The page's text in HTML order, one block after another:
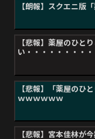
【朗報】スクエニ版
【悲報】薬屋のひと
い・・・・・・・・・
【悲報】「薬屋のひ
ｗｗｗｗｗｗ
【悲報】宮本佳林が